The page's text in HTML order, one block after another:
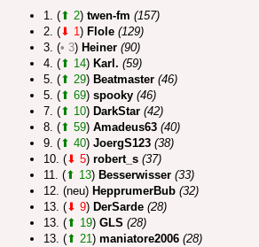
1. (⬆ 2) twen-fm (157)
2. (⬇ 1) Flole (129)
3. (• 3) Heiner (90)
4. (⬆ 14) Karl. (59)
5. (⬆ 29) Beatmaster (46)
5. (⬆ 69) spooky (46)
7. (⬆ 10) DarkStar (42)
8. (⬆ 59) Amadeus63 (40)
9. (⬆ 40) JoergS123 (38)
10. (⬇ 5) robert_s (37)
11. (⬆ 13) Besserwisser (33)
12. (neu) HepprumerBub (32)
13. (⬇ 9) DerSarde (28)
13. (⬆ 19) GLS (28)
13. (⬆ 21) maniatore2006 (28)